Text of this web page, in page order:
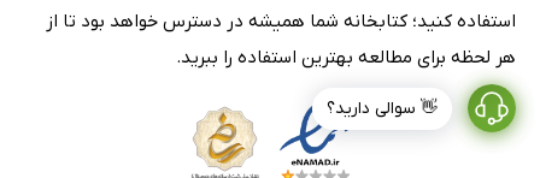
👋 سوالی دارید؟
استفاده کنید؛ کتابخانه شما همیشه در دسترس خواهد بود تا از
هر لحظه برای مطالعه بهترین استفاده را ببرید.